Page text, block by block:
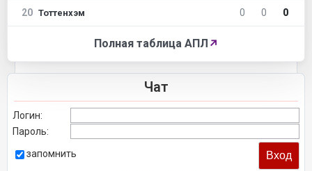
20 Тоттенхэм 0 0 0
Полная таблица АПЛ ↗
Чат
Логин:
Пароль:
запомнить